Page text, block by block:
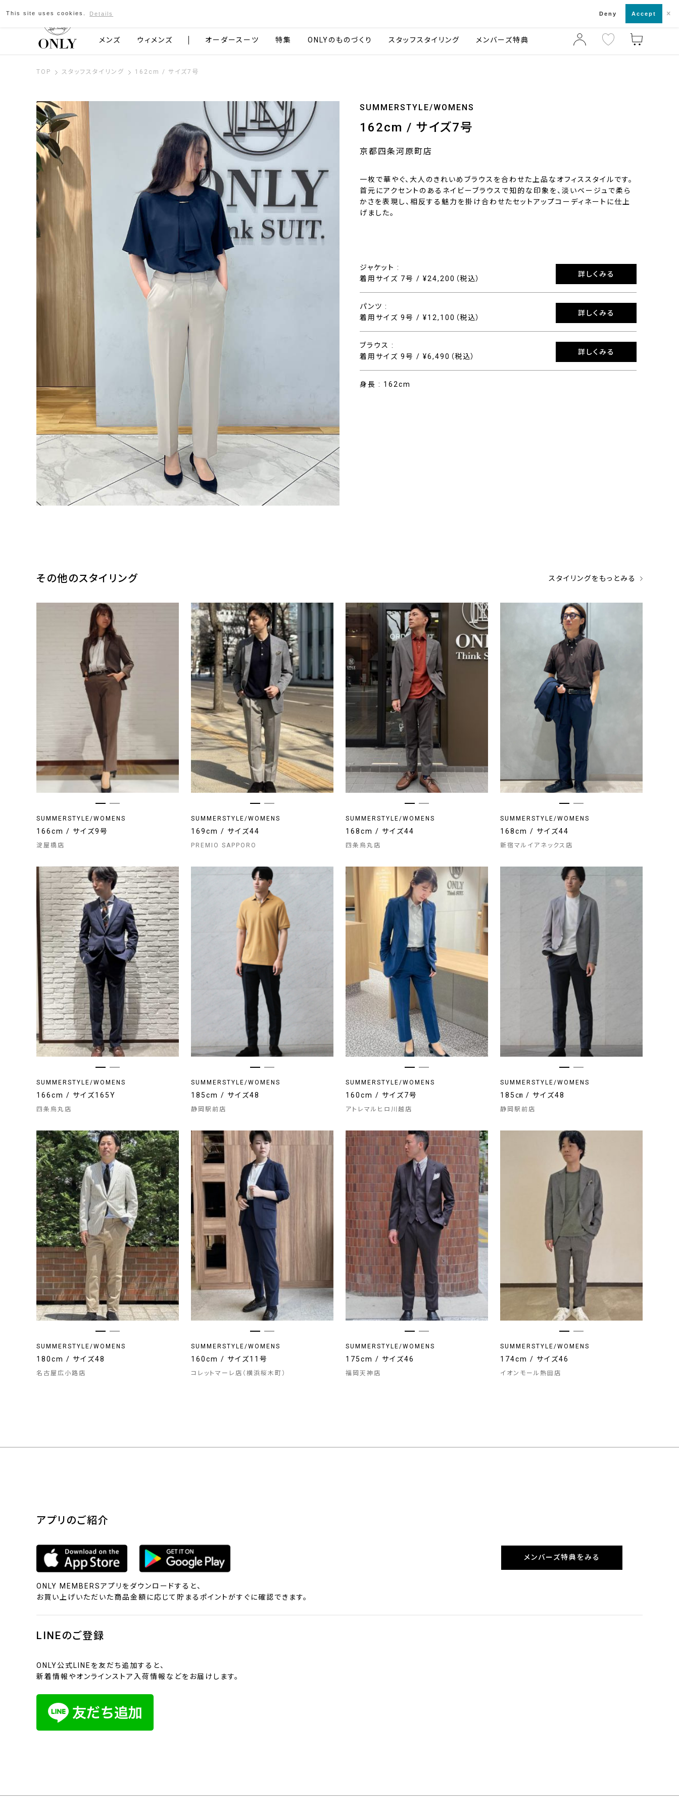
京都発のスーツブランド ONLY 店舗一覧・来店予約
メンズ ウィメンズ オーダースーツ 特集 ONLYのものづくり スタッフスタイリング メンバーズ特典
TOP スタッフスタイリング 162cm / サイズ7号
SUMMERSTYLE/WOMENS
162cm / サイズ7号
京都四条河原町店
一枚で華やぐ、大人のきれいめブラウスを合わせた上品なオフィススタイルです。
首元にアクセントのあるネイビーブラウスで知的な印象を、淡いベージュで柔ら
かさを表現し、相反する魅力を掛け合わせたセットアップコーディネートに仕上
げました。
ジャケット :
着用サイズ 7号 / ¥24,200（税込）
詳しくみる
パンツ :
着用サイズ 9号 / ¥12,100（税込）
詳しくみる
ブラウス :
着用サイズ 9号 / ¥6,490（税込）
詳しくみる
身長 : 162cm
その他のスタイリング スタイリングをもっとみる
SUMMERSTYLE/WOMENS
166cm / サイズ9号
淀屋橋店
SUMMERSTYLE/WOMENS
169cm / サイズ44
PREMIO SAPPORO
SUMMERSTYLE/WOMENS
168cm / サイズ44
四条烏丸店
SUMMERSTYLE/WOMENS
168cm / サイズ44
新宿マルイアネックス店
SUMMERSTYLE/WOMENS
166cm / サイズ165Y
四条烏丸店
SUMMERSTYLE/WOMENS
185cm / サイズ48
静岡駅前店
SUMMERSTYLE/WOMENS
160cm / サイズ7号
アトレマルヒロ川越店
SUMMERSTYLE/WOMENS
185㎝ / サイズ48
静岡駅前店
SUMMERSTYLE/WOMENS
180cm / サイズ48
名古屋広小路店
SUMMERSTYLE/WOMENS
160cm / サイズ11号
コレットマーレ店（横浜桜木町）
SUMMERSTYLE/WOMENS
175cm / サイズ46
福岡天神店
SUMMERSTYLE/WOMENS
174cm / サイズ46
イオンモール熱田店
アプリのご紹介
ONLY MEMBERSアプリをダウンロードすると、
お買い上げいただいた商品金額に応じて貯まるポイントがすぐに確認できます。
メンバーズ特典をみる
LINEのご登録
ONLY公式LINEを友だち追加すると、
新着情報やオンラインストア入荷情報などをお届けします。
This site uses cookies. Details Deny Accept ×